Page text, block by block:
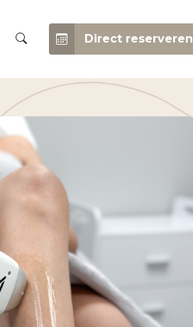
Direct reserveren